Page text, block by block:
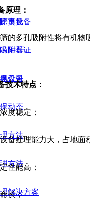
臭设备
附器
设备
审批
许可证
公司
动态
方法
方法
解决方案
原理：
的多孔吸附性将有机
技术特点：
度稳定；
设备处理能力大，占地面
性能高；
长；